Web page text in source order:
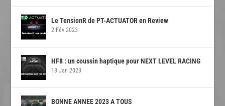
Le TensionR de PT-ACTUATOR en Review
2 Fév 2023
HF8 : un coussin haptique pour NEXT LEVEL RACING
18 Jan 2023
BONNE ANNEE 2023 A TOUS